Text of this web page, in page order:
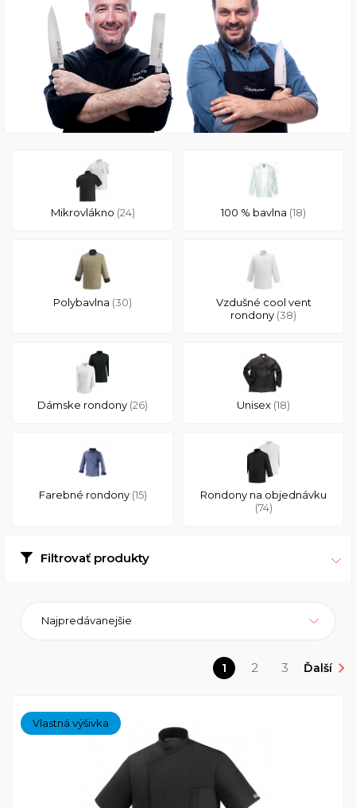
Mikrovlákno (24) 100 % bavlna (18)
Polybavlna (30)
Vzdušné cool vent
rondony (38)
Dámske rondony (26) Unisex (18)
Farebné rondony (15)
Rondony na objednávku
(74)
Filtrovať produkty
Najpredávanejšie
1 2 3 Ďalší
Vlastná výšivka